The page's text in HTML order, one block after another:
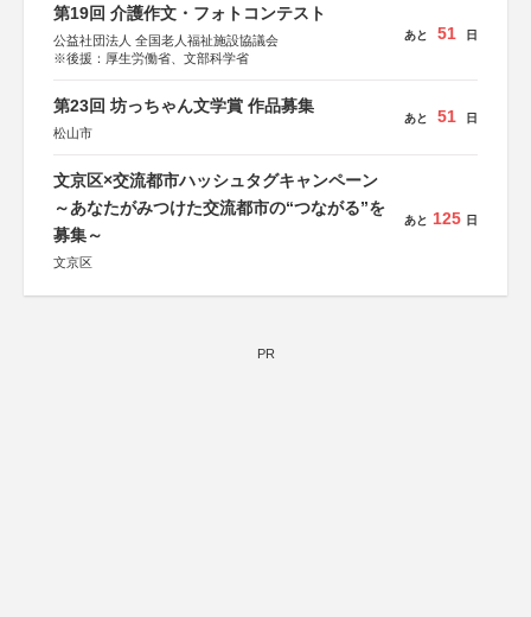
第19回 介護作文・フォトコンテスト
公益社団法人 全国老人福祉施設協議会
※後援：厚生労働省、文部科学省
あと 51 日
第23回 坊っちゃん文学賞 作品募集
松山市
あと 51 日
文京区×交流都市ハッシュタグキャンペーン
～あなたがみつけた交流都市の“つながる”を
募集～
文京区
あと 125 日
PR